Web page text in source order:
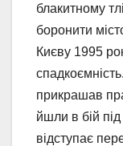
блакитному
боронити
Києву 1995
прикрашав
йшли в бій
відступає